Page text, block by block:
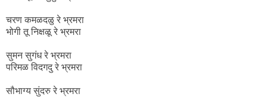
चरण कमळदळु रे भ्रमरा
भोगी तू निक्षळू रे भ्रमरा
सुमन सुगंध रे भ्रमरा
परिमळ विदगदु रे भ्रमरा
सौभाग्य सुंदरु रे भ्रमरा